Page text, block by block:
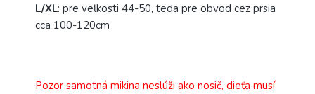
L/XL: pre veľkosti 44-50, teda pre obvod cez prsia
cca 100-120cm
Pozor samotná mikina neslúži ako nosič, dieťa musí